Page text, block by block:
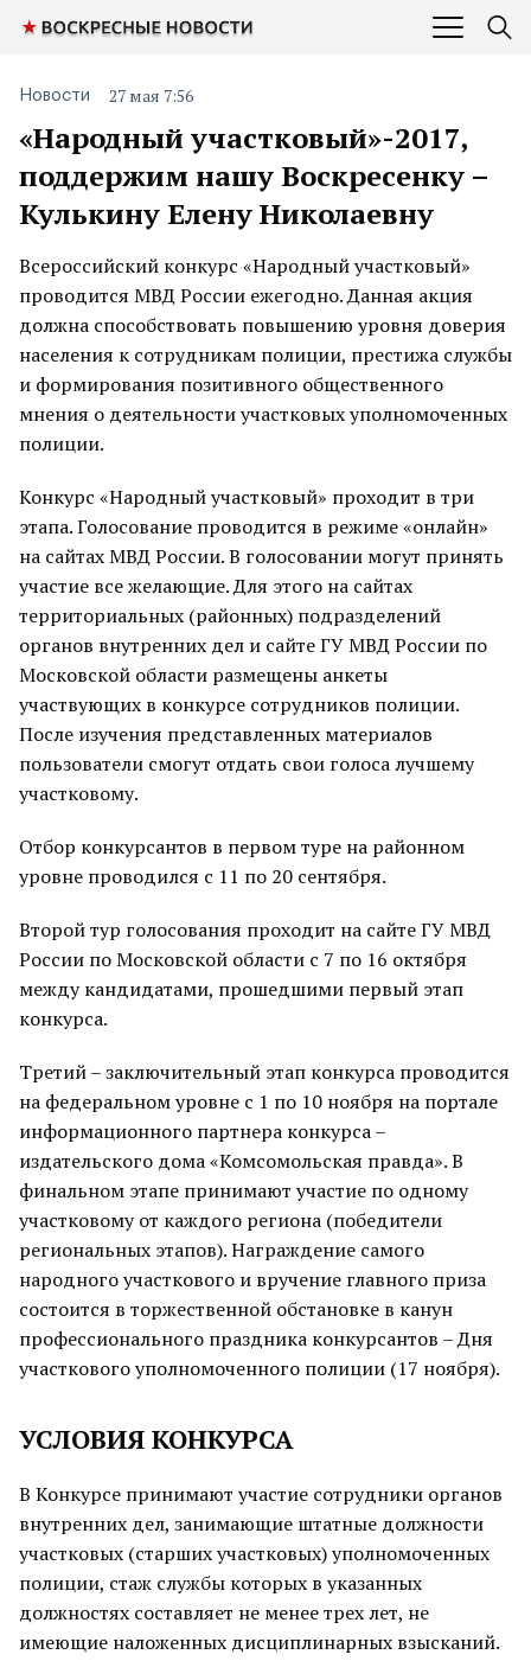
«Народный участковый»-2017,
поддержим нашу Воскресенку –
Кулькину Елену Николаевну
Новости 27 мая 7:56
Всероссийский конкурс «Народный участковый»
проводится МВД России ежегодно. Данная акция
должна способствовать повышению уровня доверия
населения к сотрудникам полиции, престижа службы
и формирования позитивного общественного
мнения о деятельности участковых уполномоченных
полиции.
Конкурс «Народный участковый» проходит в три
этапа. Голосование проводится в режиме «онлайн»
на сайтах МВД России. В голосовании могут принять
участие все желающие. Для этого на сайтах
территориальных (районных) подразделений
органов внутренних дел и сайте ГУ МВД России по
Московской области размещены анкеты
участвующих в конкурсе сотрудников полиции.
После изучения представленных материалов
пользователи смогут отдать свои голоса лучшему
участковому.
Отбор конкурсантов в первом туре на районном
уровне проводился с 11 по 20 сентября.
Второй тур голосования проходит на сайте ГУ МВД
России по Московской области с 7 по 16 октября
между кандидатами, прошедшими первый этап
конкурса.
Третий – заключительный этап конкурса проводится
на федеральном уровне с 1 по 10 ноября на портале
информационного партнера конкурса –
издательского дома «Комсомольская правда». В
финальном этапе принимают участие по одному
участковому от каждого региона (победители
региональных этапов). Награждение самого
народного участкового и вручение главного приза
состоится в торжественной обстановке в канун
профессионального праздника конкурсантов – Дня
участкового уполномоченного полиции (17 ноября).
УСЛОВИЯ КОНКУРСА
В Конкурсе принимают участие сотрудники органов
внутренних дел, занимающие штатные должности
участковых (старших участковых) уполномоченных
полиции, стаж службы которых в указанных
должностях составляет не менее трех лет, не
имеющие наложенных дисциплинарных взысканий.